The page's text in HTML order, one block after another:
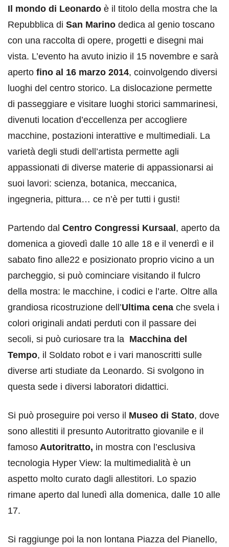
Il mondo di Leonardo è il titolo della mostra che la
Repubblica di San Marino dedica al genio toscano
con una raccolta di opere, progetti e disegni mai
vista. L’evento ha avuto inizio il 15 novembre e sarà
aperto fino al 16 marzo 2014, coinvolgendo diversi
luoghi del centro storico. La dislocazione permette
di passeggiare e visitare luoghi storici sammarinesi,
divenuti location d’eccellenza per accogliere
macchine, postazioni interattive e multimediali. La
varietà degli studi dell’artista permette agli
appassionati di diverse materie di appassionarsi ai
suoi lavori: scienza, botanica, meccanica,
ingegneria, pittura… ce n’è per tutti i gusti!
Partendo dal Centro Congressi Kursaal , aperto da
domenica a giovedì dalle 10 alle 18 e il venerdì e il
sabato fino alle22 e posizionato proprio vicino a un
parcheggio, si può cominciare visitando il fulcro
della mostra: le macchine, i codici e l’arte. Oltre alla
grandiosa ricostruzione dell’Ultima cena che svela i
colori originali andati perduti con il passare dei
secoli, si può curiosare tra la Macchina del
Tempo, il Soldato robot e i vari manoscritti sulle
diverse arti studiate da Leonardo. Si svolgono in
questa sede i diversi laboratori didattici.
Si può proseguire poi verso il Museo di Stato, dove
sono allestiti il presunto Autoritratto giovanile e il
famoso Autoritratto, in mostra con l’esclusiva
tecnologia Hyper View: la multimedialità è un
aspetto molto curato dagli allestitori. Lo spazio
rimane aperto dal lunedì alla domenica, dalle 10 alle
17.
Si raggiunge poi la non lontana Piazza del Pianello,